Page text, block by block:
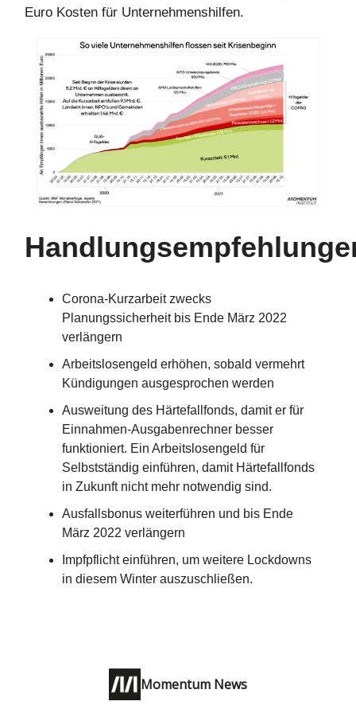
Euro Kosten für Unternehmenshilfen.
Corona-Kurzarbeit zwecks
Planungssicherheit bis Ende März 2022
verlängern
Arbeitslosengeld erhöhen, sobald vermehrt
Kündigungen ausgesprochen werden
Ausweitung des Härtefallfonds, damit er für
Einnahmen-Ausgabenrechner besser
funktioniert. Ein Arbeitslosengeld für
Selbstständig einführen, damit Härtefallfonds
in Zukunft nicht mehr notwendig sind.
Ausfallsbonus weiterführen und bis Ende
März 2022 verlängern
Impfpflicht einführen, um weitere Lockdowns
in diesem Winter auszuschließen.
Momentum News